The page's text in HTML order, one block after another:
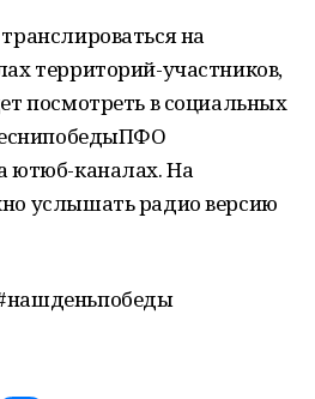
на
территорий-участников,
посмотреть в социальных
ютюб-каналах. На
услышать радио версию